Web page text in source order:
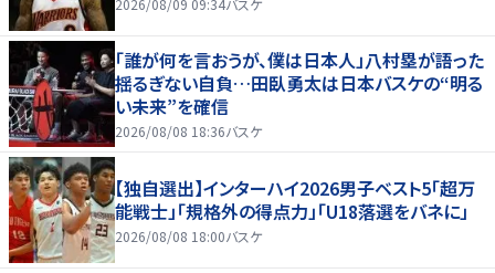
「誰が何を言おうが、僕は日本人」八村塁が語った
揺るぎない自負…田臥勇太は日本バスケの“明る
い未来”を確信
2026/08/08 18:36バスケ
【独自選出】インターハイ2026男子ベスト5「超万
能戦士」「規格外の得点力」「U18落選をバネに」
2026/08/08 18:00バスケ